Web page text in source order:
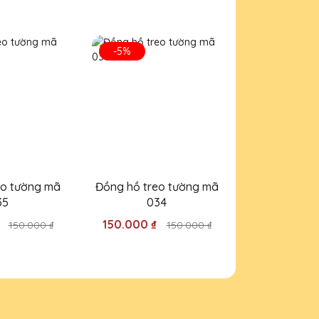
dịch vụ chuyên nghiệp.
tường mã
150.000 ₫
-5%
Đồng hồ treo tường mã
034
150.000 ₫
150.000 ₫